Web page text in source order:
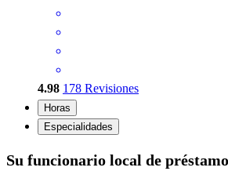
4.98 178 Revisiones
Horas
Especialidades
Su funcionario local de